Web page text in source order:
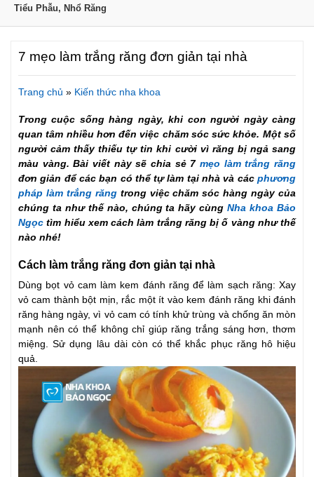
Tiểu Phẫu, Nhổ Răng
7 mẹo làm trắng răng đơn giản tại nhà
Trang chủ » Kiến thức nha khoa
Trong cuộc sống hàng ngày, khi con người ngày càng
quan tâm nhiều hơn đến việc chăm sóc sức khỏe. Một số
người cảm thấy thiếu tự tin khi cười vì răng bị ngả sang
màu vàng. Bài viết này sẽ chia sẻ 7 mẹo làm trắng răng
đơn giản để các bạn có thể tự làm tại nhà và cácphương
pháp làm trắng răng trong việc chăm sóc hàng ngày của
chúng ta như thế nào, chúng ta hãy cùngNha khoa Bảo
Ngọc tìm hiểu xem cách làm trắng răng bị ố vàng như thế
nào nhé!
Cách làm trắng răng đơn giản tại nhà
Dùng bọt vỏ cam làm kem đánh răng để làm sạch răng: Xay
vỏ cam thành bột mịn, rắc một ít vào kem đánh răng khi đánh
răng hàng ngày, vì vỏ cam có tính khử trùng và chống ăn mòn
mạnh nên có thể không chỉ giúp răng trắng sáng hơn, thơm
miệng. Sử dụng lâu dài còn có thể khắc phục răng hô hiệu
quả.